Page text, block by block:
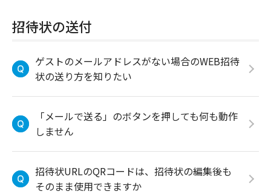
招待状の送付
ゲストのメールアドレスがない場合のWEB招待
状の送り方を知りたい
「メールで送る」のボタンを押しても何も動作
しません
招待状URLのQRコードは、招待状の編集後も
そのまま使用できますか